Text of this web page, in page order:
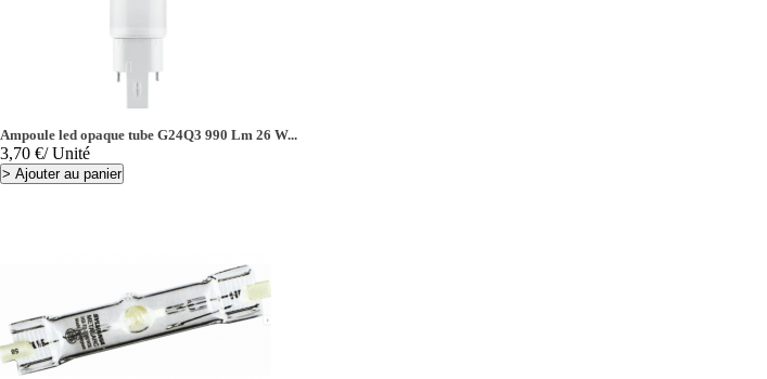
Ampoule led opaque tube G24Q3 990 Lm 26 W...
Prix
3,70 €/ Unité
> Ajouter au panier